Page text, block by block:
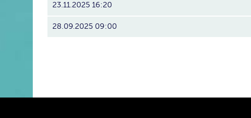
23.11.2025 16:20
28.09.2025 09:00